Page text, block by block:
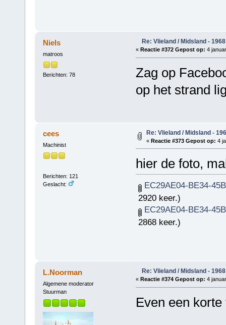
Niels
matroos
Berichten: 78
Re: Vlieland / Midsland - 1968
« Reactie #372 Gepost op: 4
Zag op
op het strand
cees
Machinist
Berichten: 121
Geslacht:
Re: Vlieland / Midsland -
« Reactie #373 Gepost op: 4
hier de foto,
EC29AE04-BE34-
2920 keer.)
EC29AE04-BE34-
2868 keer.)
L.Noorman
Algemene moderator
Stuurman
Re: Vlieland / Midsland - 1968
« Reactie #374 Gepost op: 4
Even een